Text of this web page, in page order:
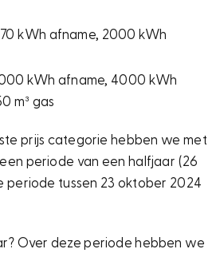
kWh afname, 2000 kWh
kWh afname, 4000 kWh
m³ gas
prijs categorie hebben we met
periode van een halfjaar (26
periode tussen 23 oktober 2024
Over deze periode hebben we